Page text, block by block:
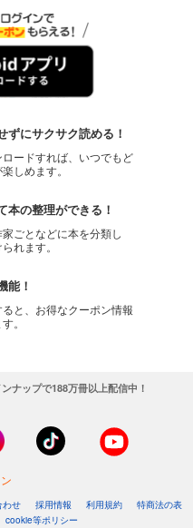
ずにサクサク読める！
ードすれば、いつでもど
しめます。
本の整理ができる！
ごとなどに本を分類し
れます。
能！
と、お得なクーポン情報
。
ナップで188万冊以上配信中！
わせ 採用情報 利用規約
特商法の表
cookie等ポリシー